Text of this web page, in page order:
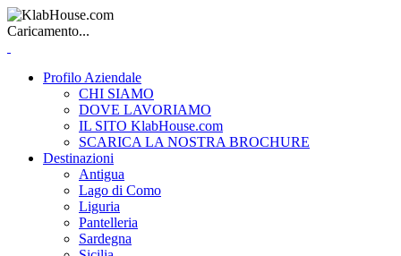
Caricamento...
Profilo Aziendale
CHI SIAMO
DOVE LAVORIAMO
IL SITO KlabHouse.com
SCARICA LA NOSTRA BROCHURE
Destinazioni
Antigua
Lago di Como
Liguria
Pantelleria
Sardegna